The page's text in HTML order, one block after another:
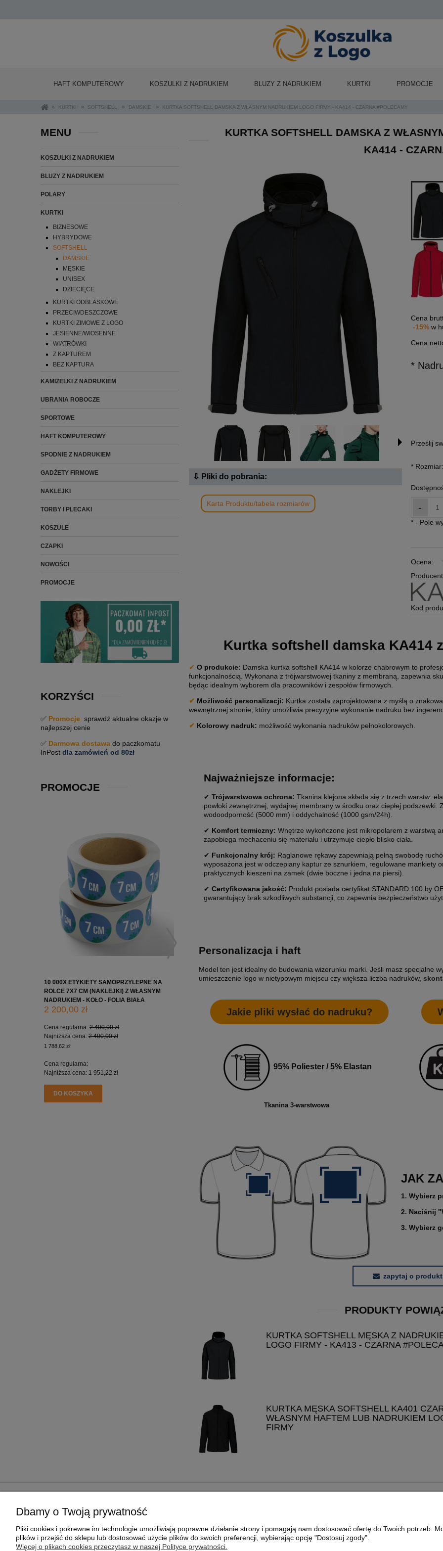
HAFT KOMPUTEROWY KOSZULKI Z NADRUKIEM BLUZY Z NADRUKIEM KURTKI PROMOCJE
» KURTKI » SOFTSHELL » DAMSKIE » KURTKA SOFTSHELL DAMSKA Z WŁASNYM NADRUKIEM LOGO FIRMY - KA414 - CZARNA #POLECAMY
MENU
KOSZULKI Z NADRUKIEM
BLUZY Z NADRUKIEM
POLARY
KURTKI
BIZNESOWE
HYBRYDOWE
SOFTSHELL
DAMSKIE
MĘSKIE
UNISEX
DZIECIĘCE
KURTKI ODBLASKOWE
PRZECIWDESZCZOWE
KURTKI ZIMOWE Z LOGO
JESIENNE/WIOSENNE
WIATRÓWKI
Z KAPTUREM
BEZ KAPTURA
KAMIZELKI Z NADRUKIEM
UBRANIA ROBOCZE
SPORTOWE
HAFT KOMPUTEROWY
SPODNIE Z NADRUKIEM
GADŻETY FIRMOWE
NAKLEJKI
TORBY I PLECAKI
KOSZULE
CZAPKI
NOWOŚCI
PROMOCJE
KORZYŚCI
✅ Promocje sprawdź aktualne okazje w
najlepszej cenie
✅ Darmowa dostawa do paczkomatu
InPost dla zamówień od 80zł
PROMOCJE
10 000X ETYKIETY SAMOPRZYLEPNE NA
ROLCE 7X7 CM (NAKLEJKI) Z WŁASNYM
NADRUKIEM - KOŁO - FOLIA BIAŁA
2 200,00 zł
Cena regularna: 2 400,00 zł
Najniższa cena: 2 400,00 zł
1 788,62 zł
Cena regularna:
Najniższa cena: 1 951,22 zł
DO KOSZYKA
10 000X ETYKIETY SAMOPRZYLEPNE NA
NADRUKIEM - KOŁO - FOLIA BIAŁA
1 650,00 zł
Cena regularna:
Najniższa cena:
1 504,07 zł
10 000X ETYKIETY
NADRUKIEM - KWADRAT - FOLIA
2 200,00 zł
Cena regularna:
KURTKA SOFTSHELL DAMSKA Z
KA414 -
⇩ Pliki do pobrania:
Karta Produktu/tabela rozmiarów
Cena
-15%w
Cena
*
Prześlij
* Rozmiar:
-
* - Pole
Ocena:
Kod
Kurtka softshell damska KA414
✔ O produkcie: Damska kurtka softshell KA414 w kolorze chabrowym to
funkcjonalnością. Wykonana z trójwarstwowej tkaniny z membraną, zapewnia
będąc idealnym wyborem dla pracowników i zespołów firmowych.
✔ Możliwość personalizacji: Kurtka została zaprojektowana z myślą o
wewnętrznej stronie, który umożliwia precyzyjne wykonanie nadruku bez
✔ Kolorowy nadruk: możliwość wykonania nadruków pełnokolorowych.
Najważniejsze informacje:
✔ Trójwarstwowa ochrona: Tkanina klejona składa się z trzech warstw:
powłoki zewnętrznej, wydajnej membrany w środku oraz ciepłej podszewki.
wodoodporność (5000 mm) i oddychalność (1000 gsm/24h).
✔ Komfort termiczny: Wnętrze wykończone jest mikropolarem z warstwą
zapobiega mechaceniu się materiału i utrzymuje ciepło blisko ciała.
✔ Funkcjonalny krój: Raglanowe rękawy zapewniają pełną swobodę
wyposażona jest w odczepiany kaptur ze sznurkiem, regulowane mankiety
praktycznych kieszeni na zamek (dwie boczne i jedna na piersi).
✔ Certyfikowana jakość: Produkt posiada certyfikat STANDARD 100 by
gwarantujący brak szkodliwych substancji, co zapewnia bezpieczeństwo
Personalizacja i haft
Model ten jest idealny do budowania wizerunku marki. Jeśli masz specjalne
umieszczenie logo w nietypowym miejscu czy większa liczba nadruków,
Jakie pliki wysłać do nadruku?
95% Poliester / 5% Elastan
Tkanina 3-warstwowa
JAK
1. Wybierz
2. Naciśnij
3. Wybierz
zapytaj o produkt
PRODUKTY
KURTKA SOFTSHELL MĘSKA Z
LOGO FIRMY - KA413 - CZARNA
KURTKA MĘSKA SOFTSHELL KA401
WŁASNYM HAFTEM LUB NADRUKIEM
FIRMY
POLITYKA PRYWATNOŚCI
PRAGMAPAY
USTAWIENIA KONTA
PRZECHOWALNIA
CZAS I KOSZTY DOSTAWY JAKIE PLIKI
Dbamy o Twoją prywatność
Pliki cookies i pokrewne im technologie umożliwiają poprawne działanie strony i pomagają nam dostosować ofertę do Twoich potrzeb.
plików i przejść do sklepu lub dostosować użycie plików do swoich preferencji, wybierając opcję "Dostosuj zgody".
Więcej o plikach cookies przeczytasz w naszej Polityce prywatności.